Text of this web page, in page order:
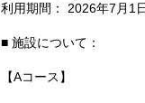
利用期間： 2026年7月1
■ 施設について：
【Aコース】